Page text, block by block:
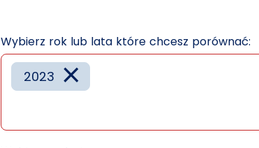
Wybierz rok lub lata które chcesz porównać:
×
2023